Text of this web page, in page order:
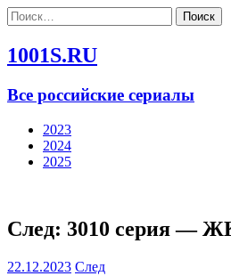
Найти:
1001S.RU
Все российские сериалы
2023
2024
2025
След: 3010 серия —
22.12.2023 След